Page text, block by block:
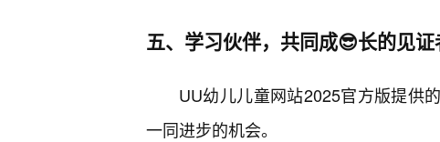
五、学习伙伴，共同成😎长的见证
UU幼儿儿童网站2025官方版提供
一同进步的机会。